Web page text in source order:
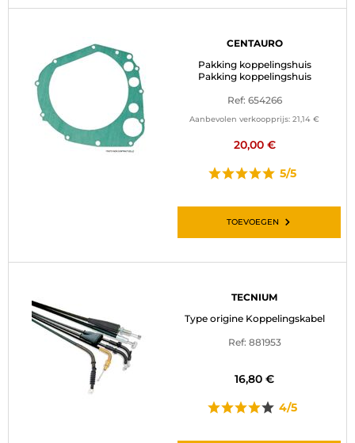
CENTAURO
Pakking koppelingshuis
Pakking koppelingshuis
Ref: 654266
Aanbevolen verkoopprijs: 21,14 €
20,00 €
5/5
TOEVOEGEN
TECNIUM
Type origine Koppelingskabel
Ref: 881953
16,80 €
4/5